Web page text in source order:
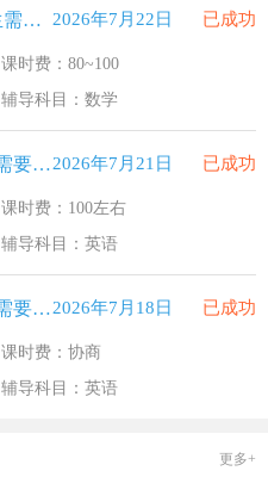
鼓楼区地铁5号线青六年级男生需要补习数学 2026年7月22日 已成功
课时费：80~100
辅导科目：数学
秦淮区光华路联合村高二男生需要补习英语2026年7月21日 已成功
课时费：100左右
辅导科目：英语
玄武区进香河33号四年级女生需要补习英语2026年7月18日 已成功
课时费：协商
辅导科目：英语
更多+